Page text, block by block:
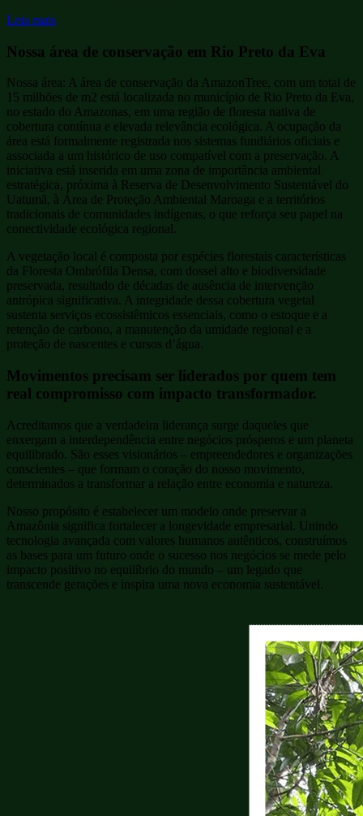
Leia mais
Nossa área de conservação em Rio Preto da Eva
Nossa área: A área de conservação da AmazonTree, com um total de
15 milhões de m2 está localizada no município de Rio Preto da Eva,
no estado do Amazonas, em uma região de floresta nativa de
cobertura contínua e elevada relevância ecológica. A ocupação da
área está formalmente registrada nos sistemas fundiários oficiais e
associada a um histórico de uso compatível com a preservação. A
iniciativa está inserida em uma zona de importância ambiental
estratégica, próxima à Reserva de Desenvolvimento Sustentável do
Uatumã, à Área de Proteção Ambiental Maroaga e a territórios
tradicionais de comunidades indígenas, o que reforça seu papel na
conectividade ecológica regional.
A vegetação local é composta por espécies florestais características
da Floresta Ombrófila Densa, com dossel alto e biodiversidade
preservada, resultado de décadas de ausência de intervenção
antrópica significativa. A integridade dessa cobertura vegetal
sustenta serviços ecossistêmicos essenciais, como o estoque e a
retenção de carbono, a manutenção da umidade regional e a
proteção de nascentes e cursos d’água.
Movimentos precisam ser liderados por quem tem
real compromisso com impacto transformador.
Acreditamos que a verdadeira liderança surge daqueles que
enxergam a interdependência entre negócios prósperos e um planeta
equilibrado. São esses visionários – empreendedores e organizações
conscientes – que formam o coração do nosso movimento,
determinados a transformar a relação entre economia e natureza.
Nosso propósito é estabelecer um modelo onde preservar a
Amazônia significa fortalecer a longevidade empresarial. Unindo
tecnologia avançada com valores humanos autênticos, construímos
as bases para um futuro onde o sucesso nos negócios se mede pelo
impacto positivo no equilíbrio do mundo – um legado que
transcende gerações e inspira uma nova economia sustentável.